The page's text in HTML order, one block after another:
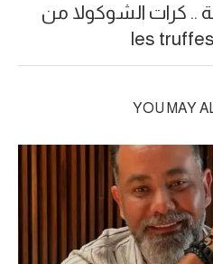
.. كرات الشوكولا من
YOU MAY